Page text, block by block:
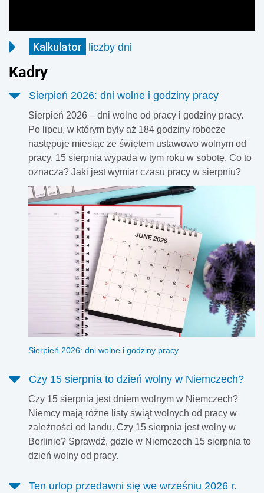
Kalkulator liczby dni
Kalkulator pozwala wyliczyć ile dni zawiera okres czasu
pomiędzy zadanymi terminami.
Kadry
Sierpień 2026: dni wolne i godziny pracy
Sierpień 2026 – dni wolne od pracy i godziny pracy.
Po lipcu, w którym były aż 184 godziny robocze
następuje miesiąc ze świętem ustawowo wolnym od
pracy. 15 sierpnia wypada w tym roku w sobotę. Co to
oznacza? Jaki jest wymiar czasu pracy w sierpniu?
Sierpień 2026: dni wolne i godziny pracy
Czy 15 sierpnia to dzień wolny w Niemczech?
Czy 15 sierpnia jest dniem wolnym w Niemczech?
Niemcy mają różne listy świąt wolnych od pracy w
zależności od landu. Czy 15 sierpnia jest wolny w
Berlinie? Sprawdź, gdzie w Niemczech 15 sierpnia to
dzień wolny od pracy.
Ten urlop przedawni się we wrześniu 2026 r.